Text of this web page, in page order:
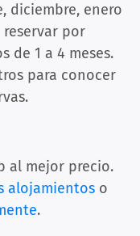
diciembre, enero
reservar por
de 1 a 4 meses.
para conocer
al mejor precio.
alojamientos o
.